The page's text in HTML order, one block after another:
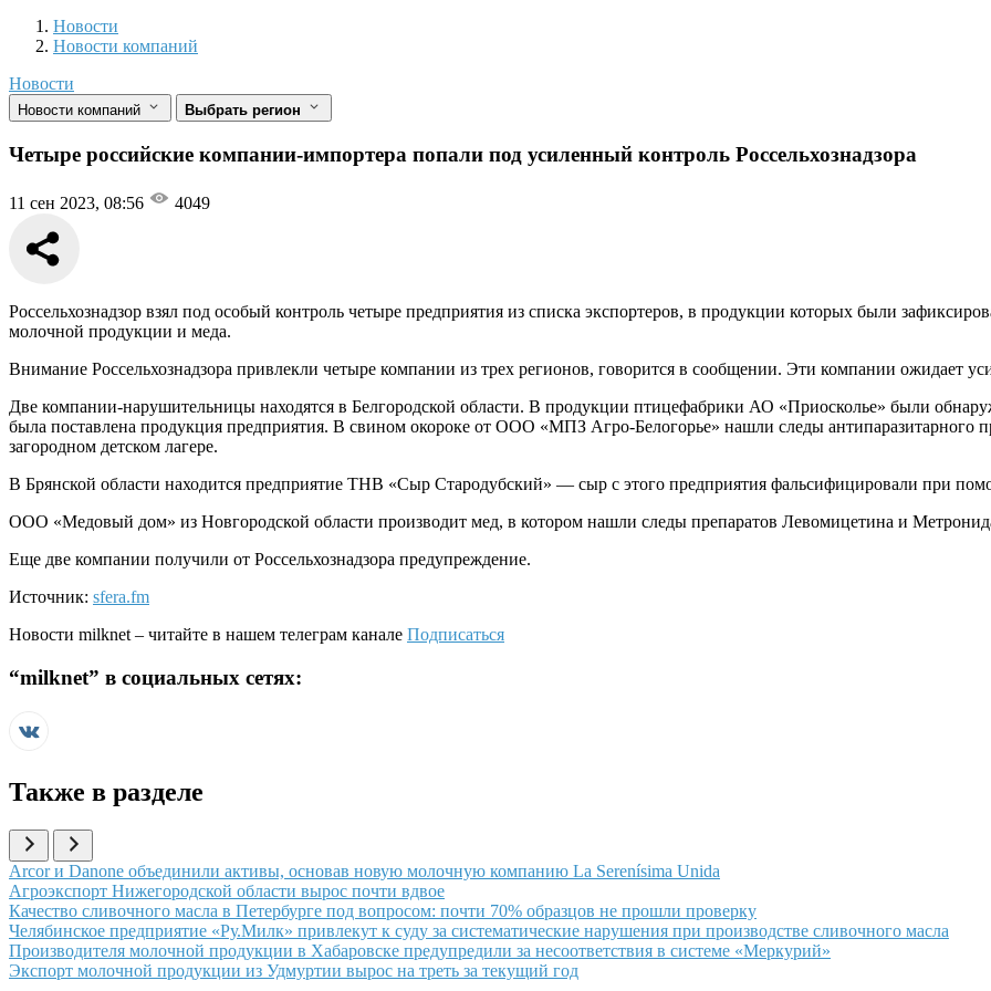
Новости
Разделы
Новости
Новости компаний
Новости
Новости компаний Выбрать регион
Четыре российские компании-импортера попали под усиленный контроль Россельхознадзора
11 сен 2023, 08:56 4049
Россельхознадзор взял под особый контроль четыре предприятия из списка экспортеров, в продукции которых были
молочной продукции и меда.
Внимание Россельхознадзора привлекли четыре компании из трех регионов, говорится в сообщении. Эти компании ожидает
Две компании-нарушительницы находятся в Белгородской области. В продукции птицефабрики АО «Приосколье» были
была поставлена продукция предприятия. В свином окороке от ООО «МПЗ Агро-Белогорье» нашли следы антипаразитарного
загородном детском лагере.
В Брянской области находится предприятие ТНВ «Сыр Стародубский» — сыр с этого предприятия фальсифицировали при
ООО «Медовый дом» из Новгородской области производит мед, в котором нашли следы препаратов Левомицетина и
Еще две компании получили от Россельхознадзора предупреждение.
Источник: sfera.fm
Новости milknet – читайте в нашем телеграм канале Подписаться
“milknet” в социальных сетях:
Также в разделе
Иллюстрация новости
Arcor и Danone объединили активы, основав новую молочную компанию La Serenísima Unida
Иллюстрация новости
Агроэкспорт Нижегородской области вырос почти вдвое
Иллюстрация новости
Качество сливочного масла в Петербурге под вопросом: почти 70% образцов не прошли проверку
Иллюстрация новости
Челябинское предприятие «Ру.Милк» привлекут к суду за систематические нарушения при производстве сливочного масла
Иллюстрация новости
Производителя молочной продукции в Хабаровске предупредили за несоответствия в системе «Меркурий»
Иллюстрация новости
Экспорт молочной продукции из Удмуртии вырос на треть за текущий год